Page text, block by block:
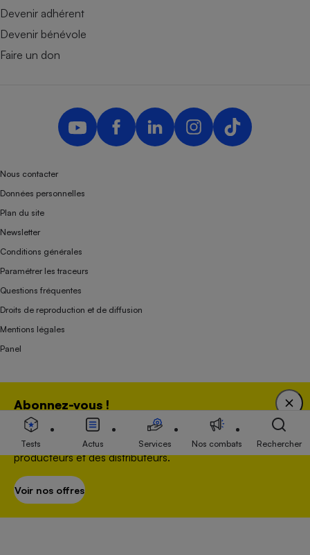
Abonnez-vous !
Bénéficiez d'une expertise unique tout en soutenant
une association 100 % indépendante de l'Etat, des
producteurs et des distributeurs.
Voir nos offres
Devenir adhérent
Devenir bénévole
Faire un don
Nous contacter
Données personnelles
Plan du site
Newsletter
Conditions générales
Paramétrer les traceurs
Questions fréquentes
Droits de reproduction et de diffusion
Mentions légales
Panel
Association indépendante de l’État, des syndicats, des producteurs et des
distributeurs depuis 1951.
Tests Actus Services Nos combats Rechercher